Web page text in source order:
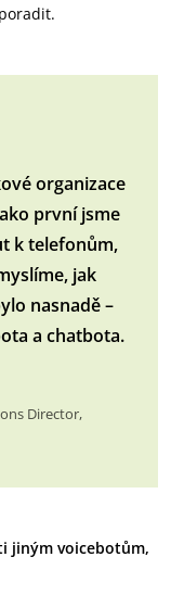
organizace
první jsme
k telefonům,
jak
nasnadě –
a chatbota.
Director,
jiným voicebotům,